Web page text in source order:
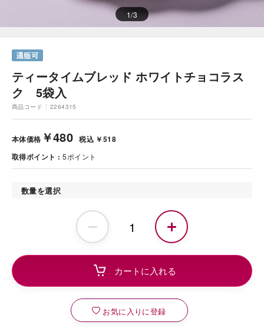
1/3
ティータイムブレッド ホワイトチョコラス
ク 5袋入
商品コード 2264315
本体価格 ￥480 税込 ￥518
取得ポイント
5ポイント
数量を選択
お気に入りに登録